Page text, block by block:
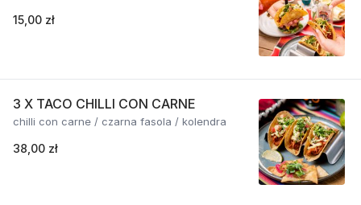
15,00 zł
3 X TACO CHILLI CON CARNE
chilli con carne / czarna fasola / kolendra
38,00 zł